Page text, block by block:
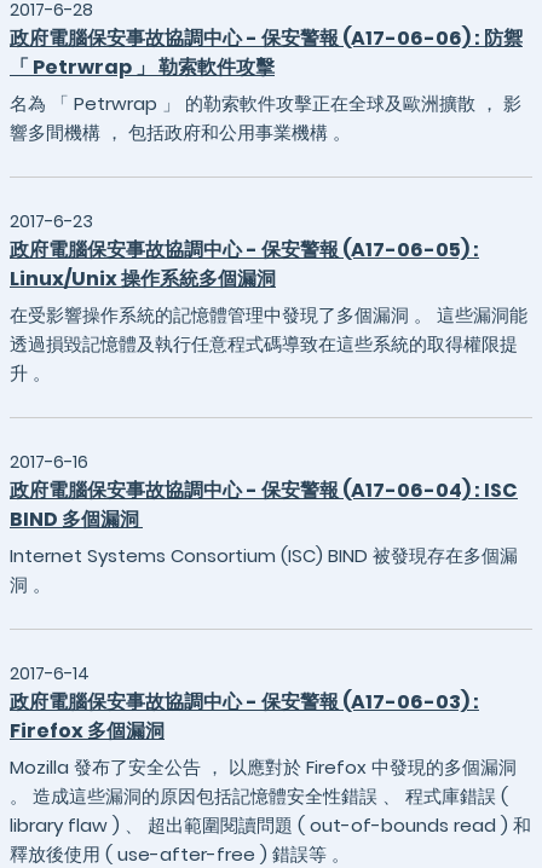
2017-6-28
政府電腦保安事故協調中心 - 保安警報 (A17-06-06) : 防禦
「 Petrwrap 」 勒索軟件攻擊
名為 「 Petrwrap 」 的勒索軟件攻擊正在全球及歐洲擴散 ， 影
響多間機構 ， 包括政府和公用事業機構 。
2017-6-23
政府電腦保安事故協調中心 - 保安警報 (A17-06-05) :
Linux/Unix 操作系統多個漏洞
在受影響操作系統的記憶體管理中發現了多個漏洞 。 這些漏洞能
透過損毀記憶體及執行任意程式碼導致在這些系統的取得權限提
升 。
2017-6-16
政府電腦保安事故協調中心 - 保安警報 (A17-06-04) : ISC
BIND 多個漏洞
Internet Systems Consortium (ISC) BIND 被發現存在多個漏
洞 。
2017-6-14
政府電腦保安事故協調中心 - 保安警報 (A17-06-03) :
Firefox 多個漏洞
Mozilla 發布了安全公告 ， 以應對於 Firefox 中發現的多個漏洞
。 造成這些漏洞的原因包括記憶體安全性錯誤 、 程式庫錯誤 (
library flaw ) 、 超出範圍閱讀問題 ( out-of-bounds read ) 和
釋放後使用 ( use-after-free ) 錯誤等 。